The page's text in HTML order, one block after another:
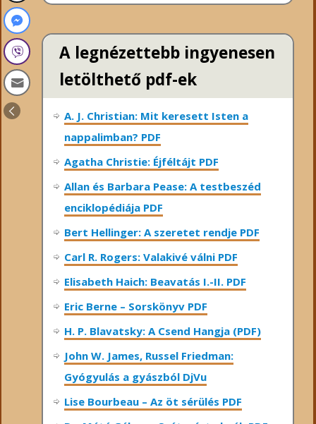
A legnézettebb ingyenesen
letölthető pdf-ek
A. J. Christian: Mit keresett Isten a
nappalimban? PDF
Agatha Christie: Éjféltájt PDF
Allan és Barbara Pease: A testbeszéd
enciklopédiája PDF
Bert Hellinger: A ​szeretet rendje PDF
Carl R. Rogers: Valakivé válni PDF
Elisabeth Haich: Beavatás I.-II. PDF
Eric Berne – Sorskönyv PDF
H. P. Blavatsky: A Csend Hangja (PDF)
John W. James, Russel Friedman:
Gyógyulás a gyászból DjVu
Lise Bourbeau – Az öt sérülés PDF